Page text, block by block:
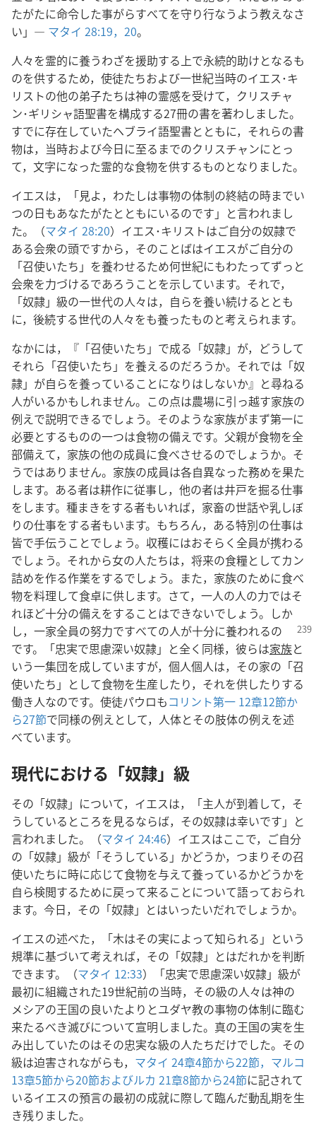
たがたに命令した事がらすべてを守り行なうよう教えなさ
い」― マタイ 28:19，20。
人々を霊的に養うわざを援助する上で永続的助けとなるも
のを供するため，使徒たちおよび一世紀当時のイエス･キ
リストの他の弟子たちは神の霊感を受けて，クリスチャ
ン･ギリシャ語聖書を構成する27冊の書を著わしました。
すでに存在していたヘブライ語聖書とともに，それらの書
物は，当時および今日に至るまでのクリスチャンにとっ
て，文字になった霊的な食物を供するものとなりました。
イエスは，「見よ，わたしは事物の体制の終結の時までい
つの日もあなたがたとともにいるのです」と言われまし
た。（マタイ 28:20）イエス･キリストはご自分の奴隷で
ある会衆の頭ですから，そのことばはイエスがご自分の
「召使いたち」を養わせるため何世紀にもわたってずっと
会衆を力づけるであろうことを示しています。それで，
「奴隷」級の一世代の人々は，自らを養い続けるととも
に，後続する世代の人々をも養ったものと考えられます。
なかには，『「召使いたち」で成る「奴隷」が，どうして
それら「召使いたち」を養えるのだろうか。それでは「奴
隷」が自らを養っていることになりはしないか』と尋ねる
人がいるかもしれません。この点は農場に引っ越す家族の
例えで説明できるでしょう。そのような家族がまず第一に
必要とするものの一つは食物の備えです。父親が食物を全
部備えて，家族の他の成員に食べさせるのでしょうか。そ
うではありません。家族の成員は各自異なった務めを果た
します。ある者は耕作に従事し，他の者は井戸を掘る仕事
をします。種まきをする者もいれば，家畜の世話や乳しぼ
りの仕事をする者もいます。もちろん，ある特別の仕事は
皆で手伝うことでしょう。収穫にはおそらく全員が携わる
でしょう。それから女の人たちは，将来の食糧としてカン
詰めを作る作業をするでしょう。また，家族のために食べ
物を料理して食卓に供します。さて，一人の人の力ではそ
れほど十分の備えをすることはできないでしょう。しか
し，一家全員の努力ですべての人が十分に養われるの
です。「忠実で思慮深い奴隷」と全く同様，彼らは家族と
いう一集団を成していますが，個人個人は，その家の「召
使いたち」として食物を生産したり，それを供したりする
働き人なのです。使徒パウロもコリント第一 12章12節か
ら27節で同様の例えとして，人体とその肢体の例えを述
べています。
現代における「奴隷」級
その「奴隷」について，イエスは，「主人が到着して，そ
うしているところを見るならば，その奴隷は幸いです」と
言われました。（マタイ 24:46）イエスはここで，ご自分
の「奴隷」級が「そうしている」かどうか，つまりその召
使いたちに時に応じて食物を与えて養っているかどうかを
自ら検閲するために戻って来ることについて語っておられ
ます。今日，その「奴隷」とはいったいだれでしょうか。
イエスの述べた，「木はその実によって知られる」という
規準に基づいて考えれば，その「奴隷」とはだれかを判断
できます。（マタイ 12:33）「忠実で思慮深い奴隷」級が
最初に組織された19世紀前の当時，その級の人々は神の
メシアの王国の良いたよりとユダヤ教の事物の体制に臨む
来たるべき滅びについて宣明しました。真の王国の実を生
み出していたのはその忠実な級の人たちだけでした。その
級は迫害されながらも， マタイ 24章4節から22節， マルコ
13章5節から20節およびルカ 21章8節から24節に記されて
いるイエスの預言の最初の成就に際して臨んだ動乱期を生
き残りました。